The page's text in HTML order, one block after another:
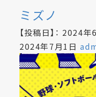
ミズノ
【投稿日】： 2024年
2024年7月1日